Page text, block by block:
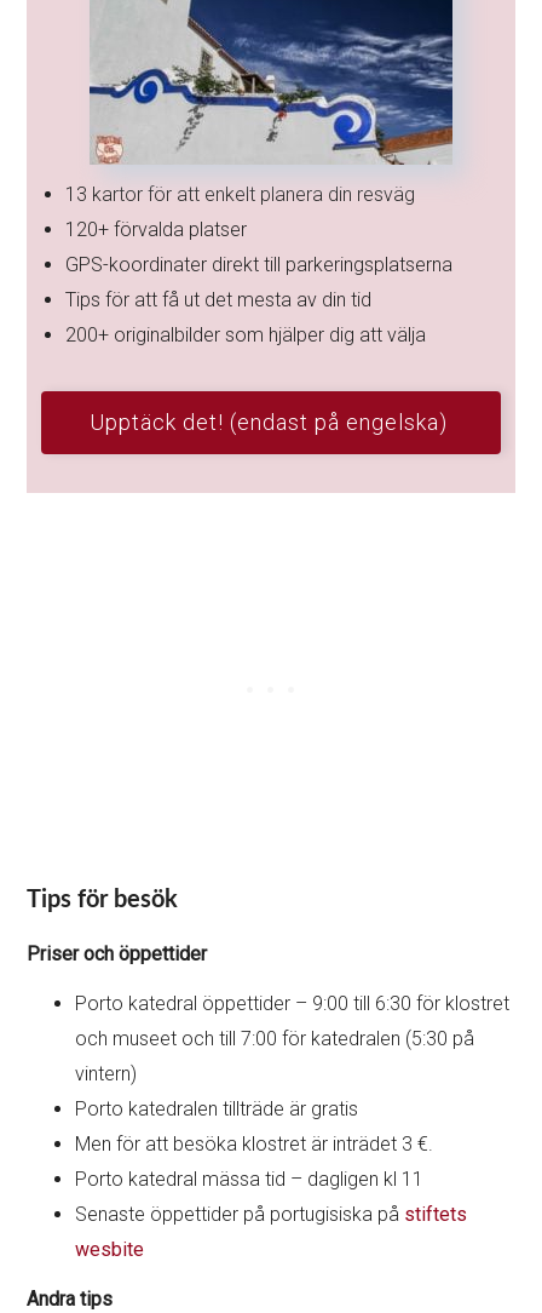
13 kartor för att enkelt planera din resväg
120+ förvalda platser
GPS-koordinater direkt till parkeringsplatserna
Tips för att få ut det mesta av din tid
200+ originalbilder som hjälper dig att välja
Upptäck det! (endast på engelska)
Tips för besök
Priser och öppettider
Porto katedral öppettider – 9:00 till 6:30 för klostret
och museet och till 7:00 för katedralen (5:30 på
vintern)
Porto katedralen tillträde är gratis
Men för att besöka klostret är inträdet 3 €.
Porto katedral mässa tid – dagligen kl 11
Senaste öppettider på portugisiska på stiftets
wesbite
Andra tips